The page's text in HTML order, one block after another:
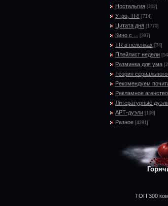
Ностальгия [202]
Утро, TR! [714]
Цитата дня [1770]
Кино с ... [397]
TR в пеленках [74]
Плейлист недели
Разминка для ума
Теория
Рекомендуем
Рекламное агенство
Литературные
АРТ-дуэли [108]
Разное [4291]
ТОП 300